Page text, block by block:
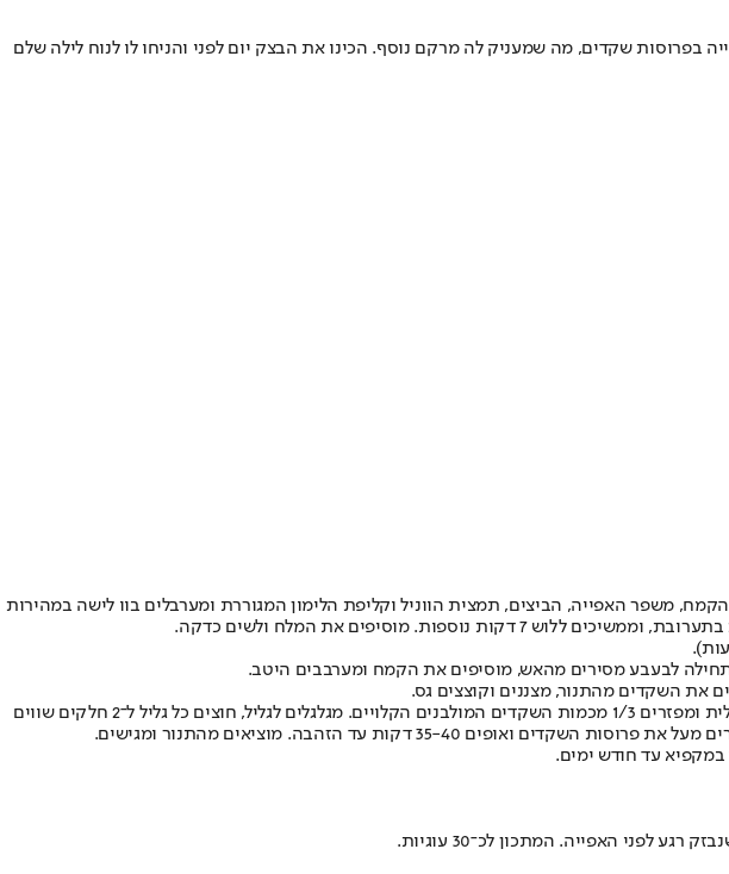
שקדים, מה שמעניק לה מרקם נוסף. הכינו את הבצק יום לפני והניחו לו לנוח לילה שלם
משפר האפייה, הביצים, תמצית הווניל וקליפת הלימון המגוררת ומערבלים בוו לישה במהירות
לבעבע מסירים מהאש, מוסיפים את הקמח ומערבבים היטב.
הרכבת העוגות ואפייתן: מחלקים את הבצק ל־3 חלקים, מרדדים כל חלק למלבן בגודל 35 ס"מ על 25 ס"מ, מורחים 1/3 מהמלית ומפזרים 1/3 מכמות השקדים המולבנים הקלויים. מגלגלים לגליל, חוצים כל גליל ל־2 חלקים שווים
האפייה. המתכון לכ־30 עוגיות.